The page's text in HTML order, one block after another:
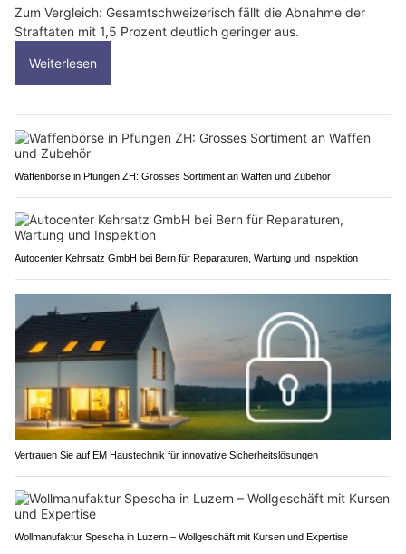
Zum Vergleich: Gesamtschweizerisch fällt die Abnahme der
Straftaten mit 1,5 Prozent deutlich geringer aus.
Weiterlesen
Waffenbörse in Pfungen ZH: Grosses Sortiment an Waffen und Zubehör
Autocenter Kehrsatz GmbH bei Bern für Reparaturen, Wartung und Inspektion
Vertrauen Sie auf EM Haustechnik für innovative Sicherheitslösungen
Wollmanufaktur Spescha in Luzern – Wollgeschäft mit Kursen und Expertise